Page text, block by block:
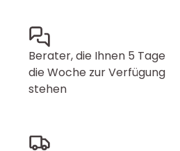
Berater, die Ihnen 5 Tage
die Woche zur Verfügung
stehen